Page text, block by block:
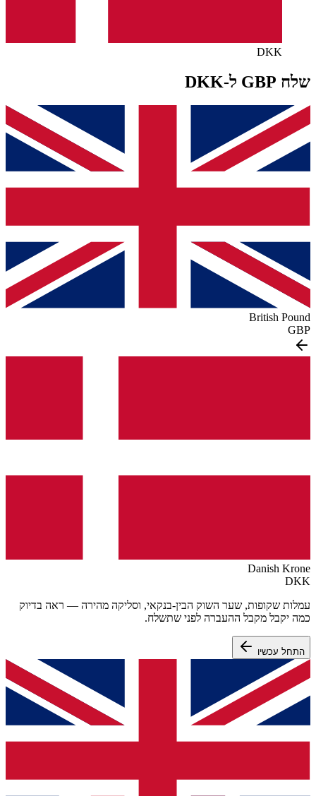
DKK
שלח GBP ל-DKK
British Pound
GBP
Danish Krone
DKK
עמלות שקופות, שער השוק הבין-בנקאי, וסליקה מהירה — ראה בדיוק
כמה יקבל מקבל ההעברה לפני שתשלח.
התחל עכשיו